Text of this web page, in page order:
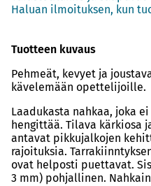
Haluan ilmoituksen, kun
Tuotteen kuvaus
Pehmeät, kevyet ja
kävelemään opettelijoille.
Laadukasta nahkaa, joka
hengittää. Tilava kärkiosa
antavat pikkujalkojen
rajoituksia.
ovat helposti puettavat.
3 mm) pohjallinen.